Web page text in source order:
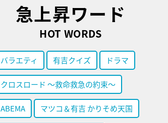
急上昇ワード
HOT WORDS
バラエティ 有吉クイズ ドラマ
クロスロード ～救命救急の約束～
ABEMA マツコ＆有吉 かりそめ天国